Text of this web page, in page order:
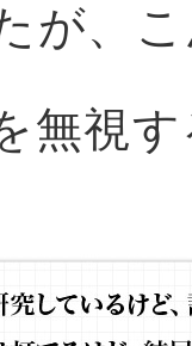
が、
無視